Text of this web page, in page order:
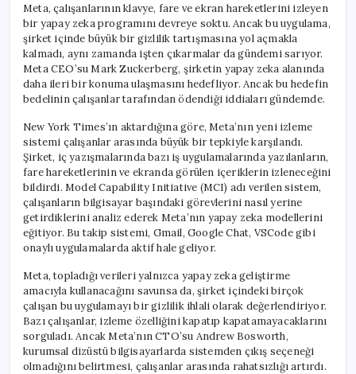
Gelecekteki
Rekabetçi
İstihdamı
mı
Eğitiyor?
için
Meta, çalışanlarının klavye, fare ve ekran hareketlerini izleyen
bir yapay zeka programını devreye soktu. Ancak bu uygulama,
şirket içinde büyük bir gizlilik tartışmasına yol açmakla
kalmadı, aynı zamanda işten çıkarmalar da gündemi sarıyor.
Meta CEO’su Mark Zuckerberg, şirketin yapay zeka alanında
daha ileri bir konuma ulaşmasını hedefliyor. Ancak bu hedefin
bedelinin çalışanlar tarafından ödendiği iddiaları gündemde.
New York Times’ın aktardığına göre, Meta’nın yeni izleme
sistemi çalışanlar arasında büyük bir tepkiyle karşılandı.
Şirket, iç yazışmalarında bazı iş uygulamalarında yazılanların,
fare hareketlerinin ve ekranda görülen içeriklerin izleneceğini
bildirdi. Model Capability Initiative (MCI) adı verilen sistem,
çalışanların bilgisayar başındaki görevlerini nasıl yerine
getirdiklerini analiz ederek Meta’nın yapay zeka modellerini
eğitiyor. Bu takip sistemi, Gmail, Google Chat, VSCode gibi
onaylı uygulamalarda aktif hale geliyor.
Meta, topladığı verileri yalnızca yapay zeka geliştirme
amacıyla kullanacağını savunsa da, şirket içindeki birçok
çalışan bu uygulamayı bir gizlilik ihlali olarak değerlendiriyor.
Bazı çalışanlar, izleme özelliğini kapatıp kapatamayacaklarını
sorguladı. Ancak Meta’nın CTO’su Andrew Bosworth,
kurumsal dizüstü bilgisayarlarda sistemden çıkış seçeneği
olmadığını belirtmesi, çalışanlar arasında rahatsızlığı artırdı.